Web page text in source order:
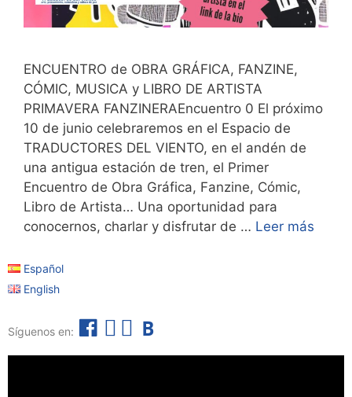
ENCUENTRO de OBRA GRÁFICA, FANZINE,
CÓMIC, MUSICA y LIBRO DE ARTISTA
PRIMAVERA FANZINERAEncuentro 0 El próximo
10 de junio celebraremos en el Espacio de
TRADUCTORES DEL VIENTO, en el andén de
una antigua estación de tren, el Primer
Encuentro de Obra Gráfica, Fanzine, Cómic,
Libro de Artista… Una oportunidad para
conocernos, charlar y disfrutar de … Leer más
Español
English
Síguenos en:
F
c
s
l
l